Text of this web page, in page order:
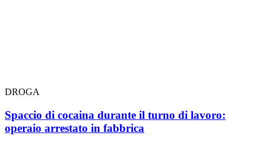
DROGA
Spaccio di cocaina durante il turno di lavoro:
operaio arrestato in fabbrica